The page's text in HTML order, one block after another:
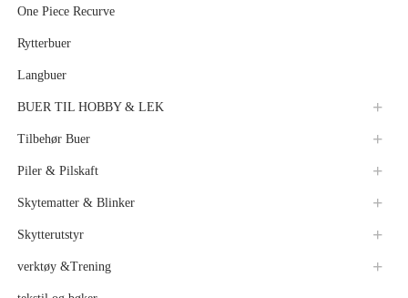
One Piece Recurve
Rytterbuer
Langbuer
BUER TIL HOBBY & LEK
Tilbehør Buer
Piler & Pilskaft
Skytematter & Blinker
Skytterutstyr
verktøy &Trening